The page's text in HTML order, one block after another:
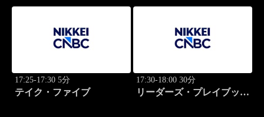
17:25-17:30 5分
テイク・ファイブ
17:30-18:00 30分
リーダーズ・プレイブック